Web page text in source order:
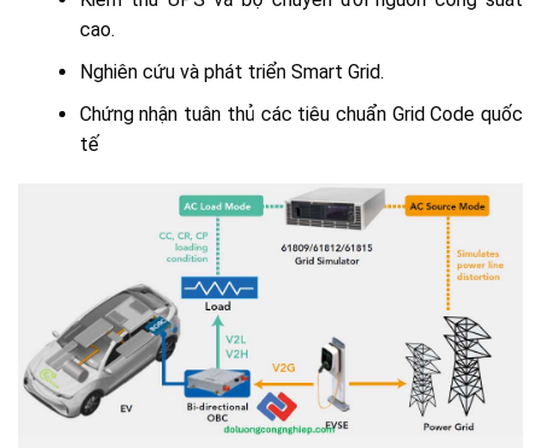
cao.
Nghiên cứu và phát triển Smart Grid.
Chứng nhận tuân thủ các tiêu chuẩn Grid Code quốc
tế